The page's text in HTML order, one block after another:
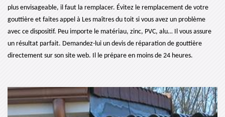
plus envisageable, il faut la remplacer. Évitez le remplacement de votre
gouttière et faites appel à Les maîtres du toit si vous avez un problème
avec ce dispositif. Peu importe le matériau, zinc, PVC, alu… Il vous assure
un résultat parfait. Demandez-lui un devis de réparation de gouttière
directement sur son site web. Il le prépare en moins de 24 heures.